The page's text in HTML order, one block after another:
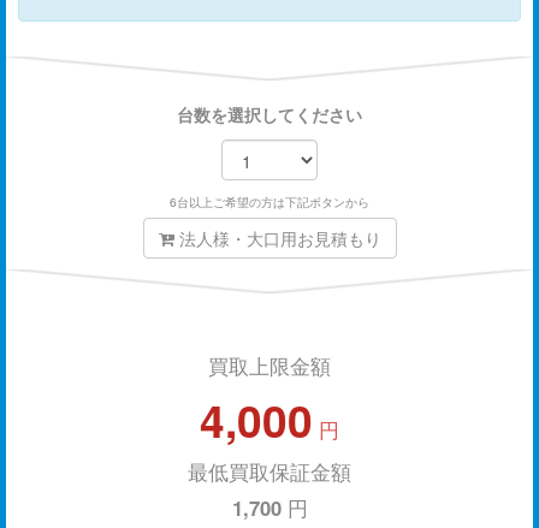
台数を選択してください
6台以上ご希望の方は下記ボタンから
法人様・大口用お見積もり
買取上限金額
4,000 円
最低買取保証金額
1,700円